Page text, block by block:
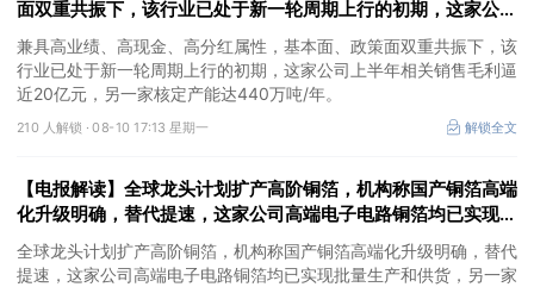
面双重共振下，该行业已处于新一轮周期上行的初期，这家公司
上半年相关销售毛利逼近20亿元
兼具高业绩、高现金、高分红属性，基本面、政策面双重共振下，该
行业已处于新一轮周期上行的初期，这家公司上半年相关销售毛利逼
近20亿元，另一家核定产能达440万吨/年。
210 人解锁 ·08-10 17:13 星期一 解锁全文
【电报解读】全球龙头计划扩产高阶铜箔，机构称国产铜箔高端
化升级明确，替代提速，这家公司高端电子电路铜箔均已实现批
量生产和供货
全球龙头计划扩产高阶铜箔，机构称国产铜箔高端化升级明确，替代
提速，这家公司高端电子电路铜箔均已实现批量生产和供货，另一家